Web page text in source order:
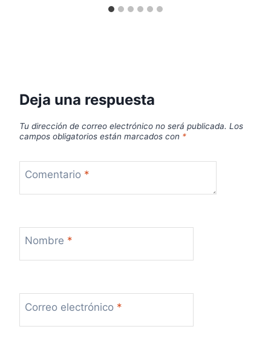
Deja una respuesta
Tu dirección de correo electrónico no será publicada. Los
campos obligatorios están marcados con *
Comentario *
Nombre *
Correo electrónico *